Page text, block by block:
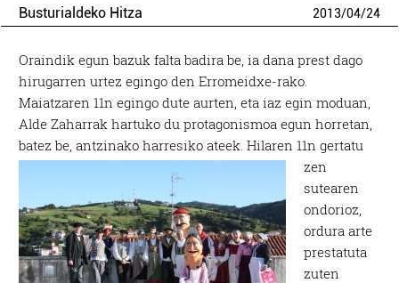
Busturialdeko Hitza 2013/04/24
Oraindik egun bazuk falta badira be, ia dana prest dago
hirugarren urtez egingo den Erromeidxe-rako.
Maiatzaren 11n egingo dute aurten, eta iaz egin moduan,
Alde Zaharrak hartuko du protagonismoa egun horretan,
batez be, antzinako harresiko ateek.Hilaren 11n gertatu
zen
sutearen
ondorioz,
ordura arte
prestatuta
zuten